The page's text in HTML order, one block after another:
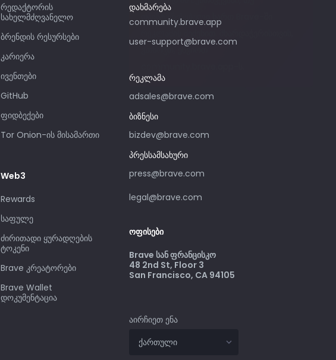
რედაქტორის
სახელმძღვანელო
ბრენდის რესურსები
კარიერა
ივენთები
GitHub
ფიდბექები
Tor Onion-ის მისამართი
Web3
Rewards
საფულე
ძირითადი ყურადღების
ტოკენი
Brave კრეატორები
Brave Wallet
დოკუმენტაცია
დახმარება
community.brave.app
user-support@brave.com
რეკლამა
adsales@brave.com
დაინტერესებული ხართ Brave-ში
გთხოვთ, ეწვიოთ
ბიზნესი
bizdev@brave.com
პრესსამსახური
press@brave.com
legal@brave.com
ოფისები
Brave სან ფრანცისკო
48 2nd St, Floor 3
San Francisco, CA 94105
აირჩიეთ ენა